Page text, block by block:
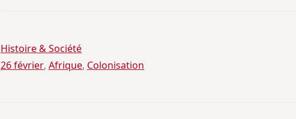
Histoire & Société
26 février, Afrique, Colonisation